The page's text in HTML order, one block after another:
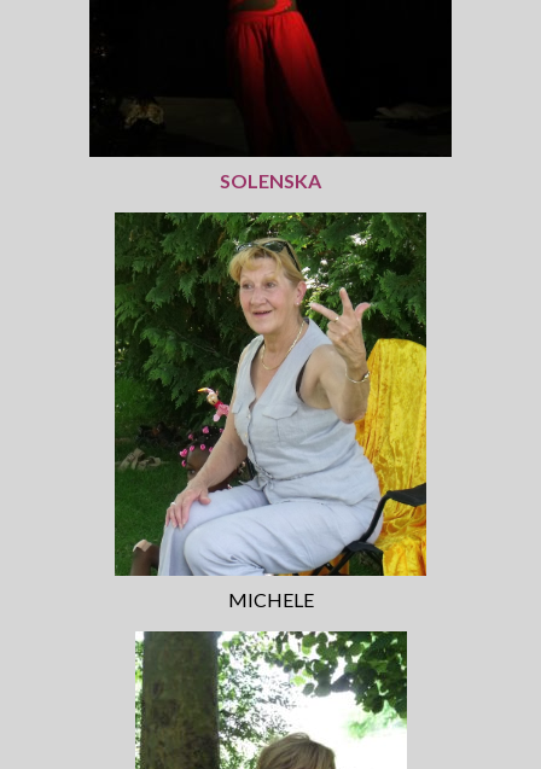
Centre Presse du 5 juillet 2018
Centre Presse
Les actualités du collectif
Le collectif Conte en fête
Conteurs et artistes
Le festival conte en fête : Histoire
Partenaires
Rétrospective
Programme du festival off 2020
programme2019
programme 2018
article de presse2018
Conte en Fête
SOLENSKA
MICHELE